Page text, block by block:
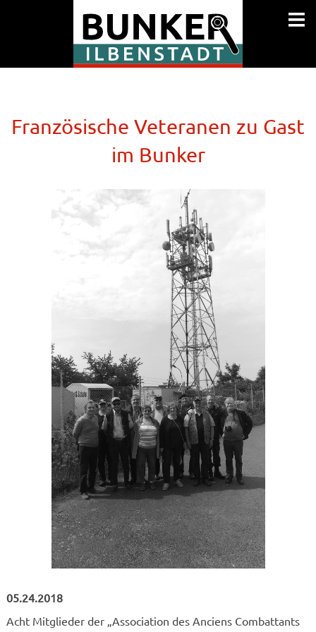

Französische Veteranen zu Gast
im Bunker
05.24.2018
Acht Mitglieder der „Association des Anciens Combattants